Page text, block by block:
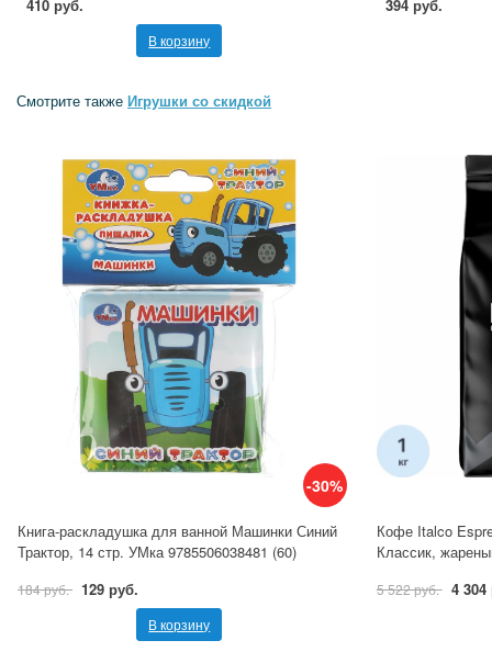
410 руб.
В корзину
394 руб.
Смотрите также Игрушки со скидкой
-30%
Книга-раскладушка для ванной Машинки Синий
Трактор, 14 стр. УМка 9785506038481 (60)
184 руб. 129 руб.
В корзину
Кофе Italco
Классик,
5 522 руб. 4 304